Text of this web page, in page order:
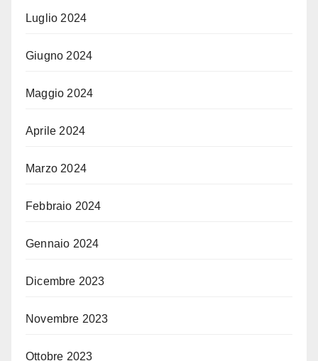
Luglio 2024
Giugno 2024
Maggio 2024
Aprile 2024
Marzo 2024
Febbraio 2024
Gennaio 2024
Dicembre 2023
Novembre 2023
Ottobre 2023